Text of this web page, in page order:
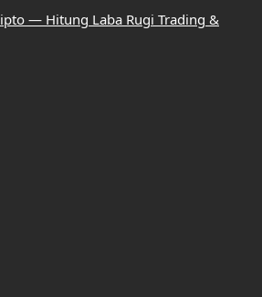
— Hitung Laba Rugi Trading &